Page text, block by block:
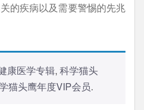
的疾病以及需要警惕的先兆
康医学专辑, 科学猫头
猫头鹰年度VIP会员.